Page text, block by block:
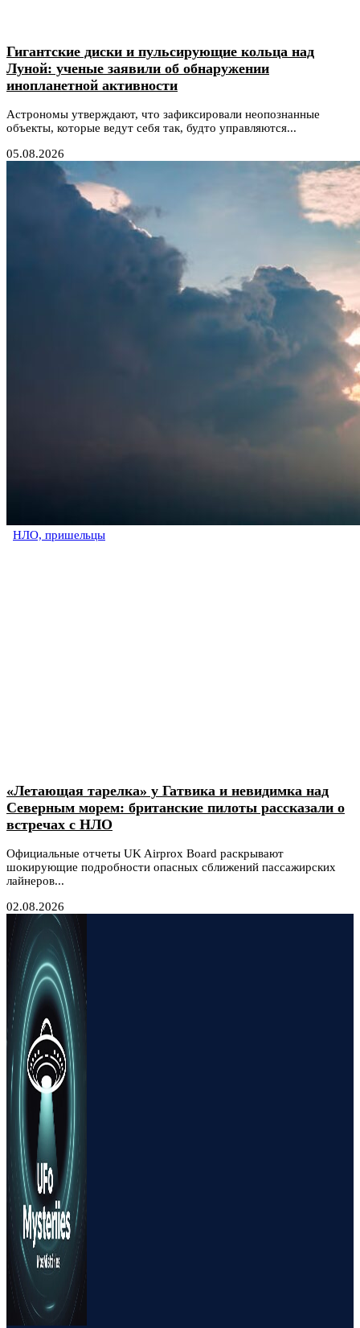
Гигантские диски и пульсирующие кольца над
Луной: ученые заявили об обнаружении
инопланетной активности
Астрономы утверждают, что зафиксировали неопознанные
объекты, которые ведут себя так, будто управляются...
05.08.2026
НЛО, пришельцы
«Летающая тарелка» у Гатвика и невидимка над
Северным морем: британские пилоты рассказали о
встречах с НЛО
Официальные отчеты UK Airprox Board раскрывают
шокирующие подробности опасных сближений пассажирских
лайнеров...
02.08.2026